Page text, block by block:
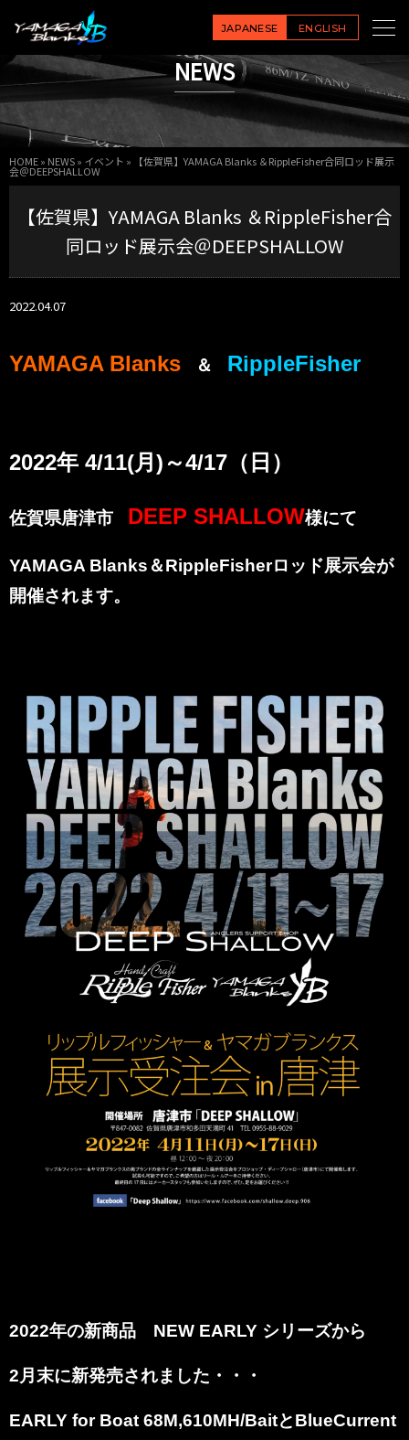
JAPANESE ENGLISH
NEWS
HOME» NEWS» イベント » 【佐賀県】YAMAGA Blanks ＆RippleFisher合同ロッド展示
会＠DEEPSHALLOW
【佐賀県】YAMAGA Blanks ＆RippleFisher合
同ロッド展示会＠DEEPSHALLOW
2022.04.07
YAMAGA Blanks ＆ RippleFisher
2022年 4/11(月)～4/17（日）
佐賀県唐津市 DEEP SHALLOW様にて
YAMAGA Blanks＆RippleFisherロッド展示会が
開催されます。
2022年の新商品 NEW EARLY シリーズから
2月末に新発売されました・・・
EARLY for Boat 68M,610MH/BaitとBlueCurrent